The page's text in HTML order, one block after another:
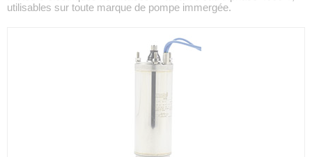
utilisables sur toute marque de pompe immergée.